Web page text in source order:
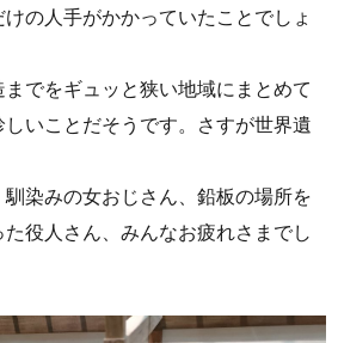
の人手がかかっていたことでしょ
でをギュッと狭い地域にまとめて
いことだそうです。さすが世界遺
染みの女おじさん、鉛板の場所を
役人さん、みんなお疲れさまでし